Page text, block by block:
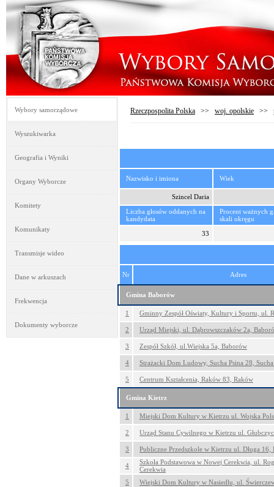
Wybory samorządowe
Wyszukiwarka
Geografia i Wyniki
Organy Wyborcze
Komitety
Komunikaty
Transmisje wideo
Dane w arkuszach
Frekwencja
Dokumenty wyborcze
Rzeczpospolita Polska >> woj. opolskie >>
Nazwisko i imiona Wiek
Szincel Daria
Liczba głosów oddanych na
kandydata
Procent ważnych
skali okręgu
33
Nr Adres
Gmina Baborów
1 Gminny Zespół Oświaty, Kultury i Sportu, ul.
2 Urząd Miejski, ul. Dąbrowszczaków 2a,
3 Zespół Szkół, ul.Wiejska 5a, Baborów
4 Strażacki Dom Ludowy, Sucha Psina 28, Sucha
5 Centrum Kształcenia, Raków 83, Raków
Gmina Kietrz
1 Miejski Dom Kultury w Kietrzu ul. Wojska
2 Urząd Stanu Cywilnego w Kietrzu ul.
3 Publiczne Przedszkole w Kietrzu ul. Długa 16,
4
Szkoła Podstawowa w Nowej Cerekwia, ul.
Cerekwia
5
Wiejski Dom Kultury w Nasiedlu, ul.